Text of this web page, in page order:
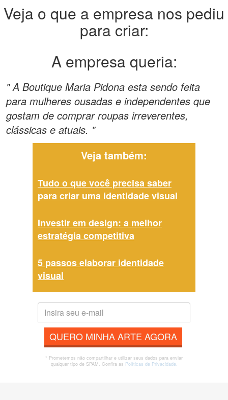
Veja o que a empresa nos pediu
para criar:
A empresa queria:
" A Boutique Maria Pidona esta sendo feita
para mulheres ousadas e independentes que
gostam de comprar roupas irreverentes,
clássicas e atuais. "
Veja também:
Tudo o que você precisa saber
para criar uma identidade visual
Investir em design: a melhor
estratégia competitiva
5 passos elaborar identidade
visual
QUERO MINHA ARTE AGORA
* Prometemos não compartilhar e utilizar seus dados para enviar
qualquer tipo de SPAM. Confira as Políticas de Privacidade.